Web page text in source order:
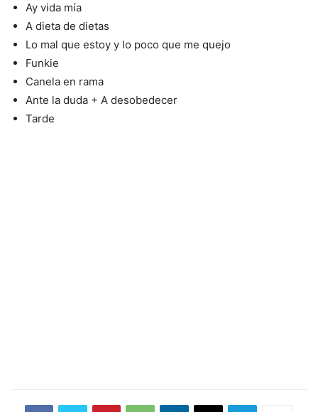
Ay vida mía
A dieta de dietas
Lo mal que estoy y lo poco que me quejo
Funkie
Canela en rama
Ante la duda + A desobedecer
Tarde